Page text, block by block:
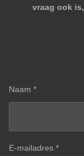
vraag ook
Naam *
E-mailadres *